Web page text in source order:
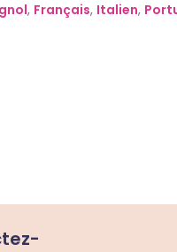
, Français, Italien,